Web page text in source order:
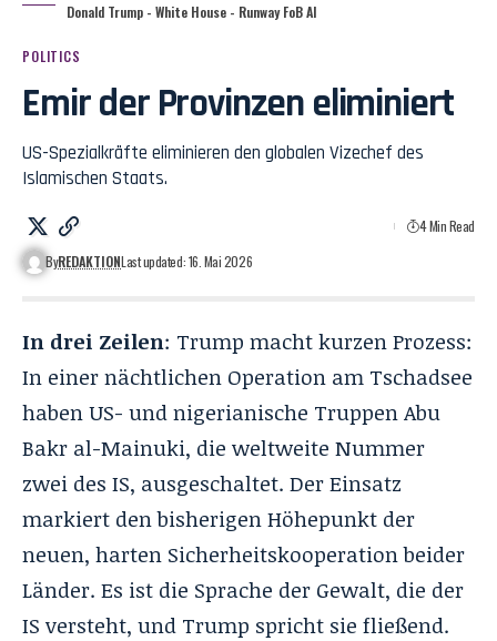
Donald Trump - White House - Runway FoB AI
POLITICS
Emir der Provinzen eliminiert
US-Spezialkräfte eliminieren den globalen Vizechef des
Islamischen Staats.
ByREDAKTIONLast updated: 16. Mai 2026
4 Min Read
In drei Zeilen: Trump macht kurzen Prozess:
In einer nächtlichen Operation am Tschadsee
haben US- und nigerianische TruppenAbu
Bakr al-Mainuki, die weltweite Nummer
zwei des IS, ausgeschaltet. Der Einsatz
markiert den bisherigen Höhepunkt der
neuen, harten Sicherheitskooperation beider
Länder. Es ist die Sprache der Gewalt, die der
IS versteht, und Trump spricht sie fließend.